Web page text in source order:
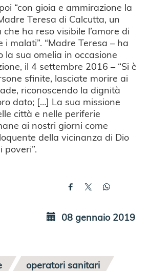
“con gioia e ammirazione la
Teresa di Calcutta, un
ha reso visibile l’amore di
i malati”. “Madre Teresa – ha
la sua omelia in occasione
il 4 settembre 2016 – “Si è
sfinite, lasciate morire ai
riconoscendo la dignità
dato; […] La sua missione
città e nelle periferie
ai nostri giorni come
della vicinanza di Dio
08 gennaio 2019
operatori sanitari